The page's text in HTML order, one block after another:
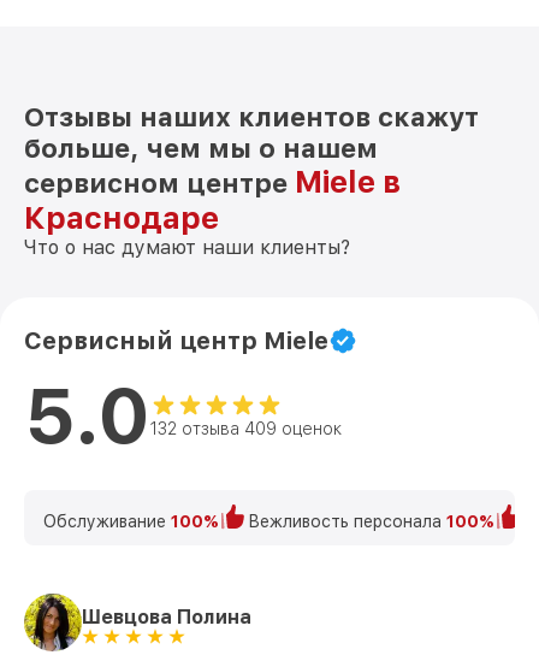
Отзывы наших клиентов скажут
больше, чем мы о нашем
сервисном центре Miele в
Краснодаре
Что о нас думают наши клиенты?
Сервисный центр Miele
5.0 132 отзыва 409 оценок
Обслуживание 100% Вежливость персонала 100%
Шевцова Полина